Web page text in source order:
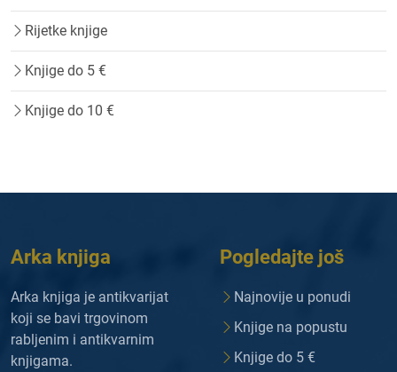
Rijetke knjige
Knjige do 5 €
Knjige do 10 €
Arka knjiga
Arka knjiga je antikvarijat
koji se bavi trgovinom
rabljenim i antikvarnim
knjigama.
Pogledajte još
Najnovije u ponudi
Knjige na popustu
Knjige do 5 €